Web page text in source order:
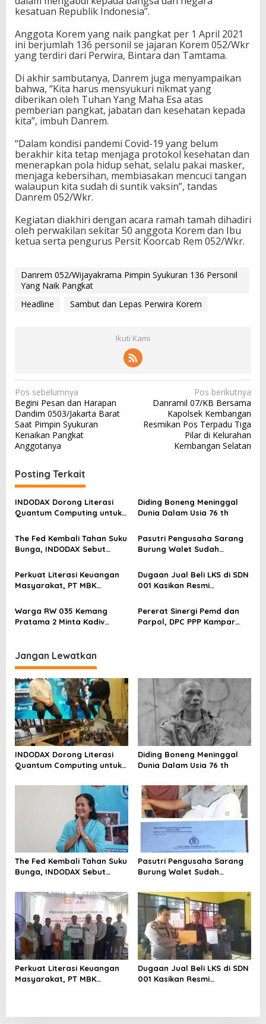
kesatuan Republik Indonesia”.
Anggota Korem yang naik pangkat per 1 April 2021
ini berjumlah 136 personil se jajaran Korem 052/Wkr
yang terdiri dari Perwira, Bintara dan Tamtama.
Di akhir sambutanya, Danrem juga menyampaikan
bahwa, “Kita harus mensyukuri nikmat yang
diberikan oleh Tuhan Yang Maha Esa atas
pemberian pangkat, jabatan dan kesehatan kepada
kita”, imbuh Danrem.
“Dalam kondisi pandemi Covid-19 yang belum
berakhir kita tetap menjaga protokol kesehatan dan
menerapkan pola hidup sehat, selalu pakai masker,
menjaga kebersihan, membiasakan mencuci tangan
walaupun kita sudah di suntik vaksin”, tandas
Danrem 052/Wkr.
Kegiatan diakhiri dengan acara ramah tamah dihadiri
oleh perwakilan sekitar 50 anggota Korem dan Ibu
ketua serta pengurus Persit Koorcab Rem 052/Wkr.
Danrem 052/Wijayakrama Pimpin Syukuran 136 Personil
Yang Naik Pangkat
Headline
Sambut dan Lepas Perwira Korem
Ikuti Kami
N
a
v
i
a
s
i
o
s
Pos sebelumnya
Begini Pesan dan Harapan
Dandim 0503/Jakarta Barat
Saat Pimpin Syukuran
Kenaikan Pangkat
Anggotanya
Pos berikutnya
Danramil 07/KB Bersama
Kapolsek Kembangan
Resmikan Pos Terpadu Tiga
Pilar di Kelurahan
Kembangan Selatan
Posting Terkait
INDODAX Dorong Literasi
Quantum Computing untuk
Blockchain
Diding Boneng Meninggal
Dunia Dalam Usia 76 th
The Fed Kembali Tahan Suku
Bunga, INDODAX Sebut
Sentimen Pasar
Pasutri Pengusaha Sarang
Burung Walet Sudah
Pelapor Desak Polda Jambi
Segera Lakukan Penahanan
Perkuat Literasi Keuangan
Masyarakat, PT MBK
Karpet Masjid di Pakuhaji
Dugaan Jual Beli LKS di SDN
001 Kasikan Resmi
Kampar, Pemred – Pimum
Metroterkini.id Desak Usut
Kasus Ini
Warga RW 035 Kemang
Pratama 2 Minta Kadiv
Metro Bekasi Kota
Pererat Sinergi Pemd dan
Parpol, DPC PPP Kampar
Jangan Lewatkan
INDODAX Dorong Literasi
Quantum Computing untuk
Blockchain
Diding Boneng Meninggal
Dunia Dalam Usia 76 th
The Fed Kembali Tahan Suku
Bunga, INDODAX Sebut
Sentimen Pasar
Pasutri Pengusaha Sarang
Burung Walet Sudah
Pelapor Desak Polda Jambi
Segera Lakukan Penahanan
Perkuat Literasi Keuangan
Masyarakat, PT MBK
Dugaan Jual Beli LKS di SDN
001 Kasikan Resmi